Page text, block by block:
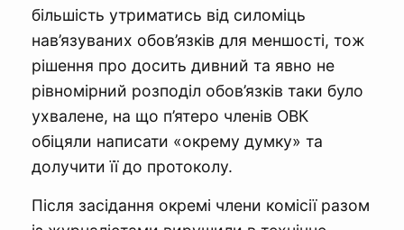
більшість утриматись від силоміць
нав’язуваних обов’язків для меншості, тож
рішення про досить дивний та явно не
рівномірний розподіл обов’язків таки було
ухвалене, на що п’ятеро членів ОВК
обіцяли написати «окрему думку» та
долучити її до протоколу.
Після засідання окремі члени комісії разом